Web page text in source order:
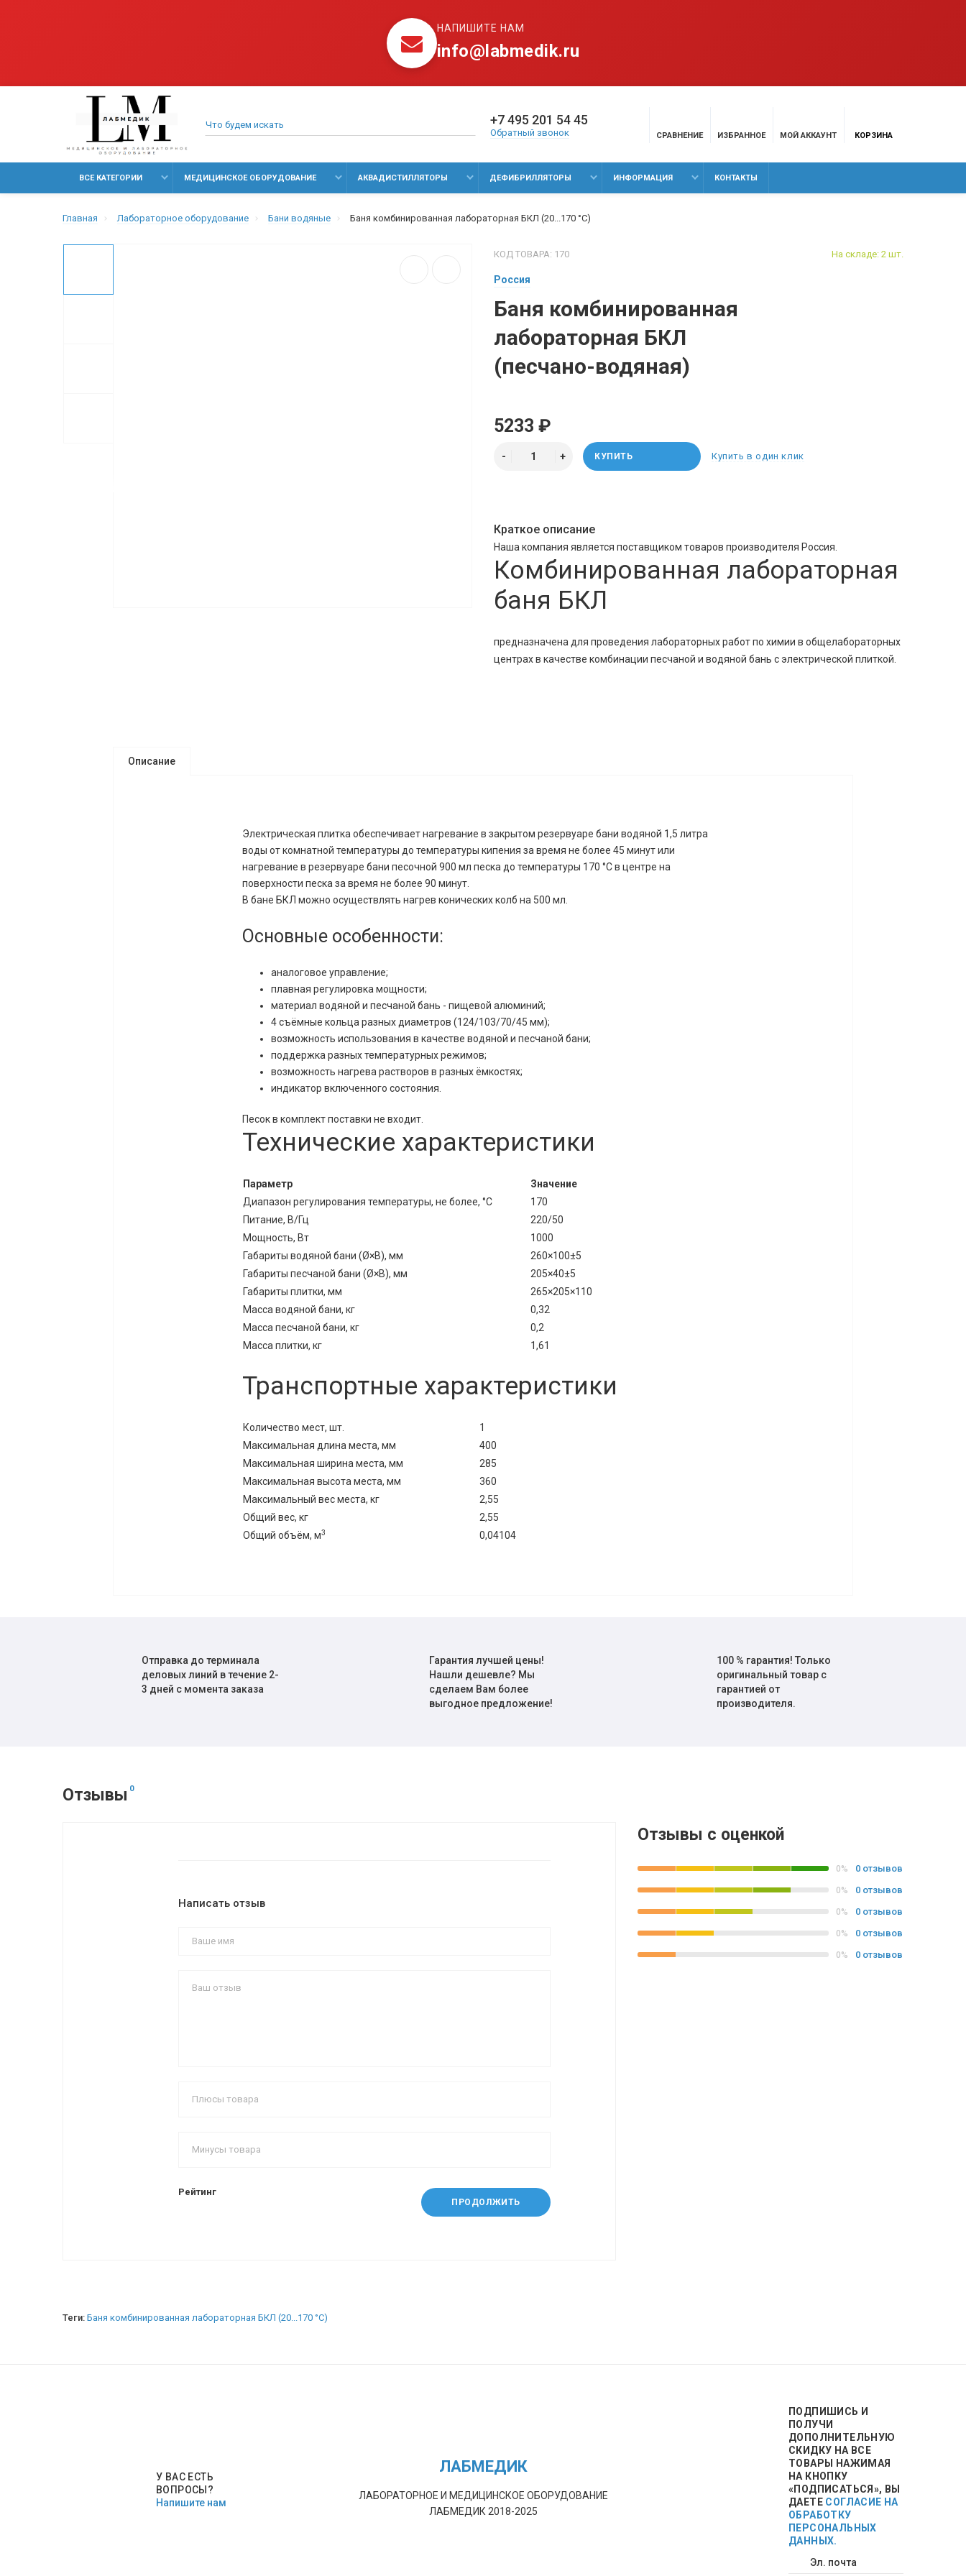
НАПИШИТЕ НАМ
info@labmedik.ru
+7 495 201 54 45
Обратный звонок СРАВНЕНИЕ ИЗБРАННОЕ МОЙ АККАУНТ КОРЗИНА
ВСЕ КАТЕГОРИИ МЕДИЦИНСКОЕ ОБОРУДОВАНИЕ АКВАДИСТИЛЛЯТОРЫ ДЕФИБРИЛЛЯТОРЫ ИНФОРМАЦИЯ КОНТАКТЫ
Главная Лабораторное оборудование Бани водяные Баня комбинированная лабораторная БКЛ (20...170 °C)
КОД ТОВАРА: 170
Россия
Баня комбинированная
лабораторная БКЛ
(песчано-водяная)
На складе: 2 шт.
5233 ₽
КУПИТЬ Купить в один клик
Краткое описание
Наша компания является поставщиком товаров производителя Россия.
Комбинированная лабораторная
баня БКЛ
предназначена для проведения лабораторных работ по химии в общелабораторных
центрах в качестве комбинации песчаной и водяной бань с электрической плиткой.
Описание
Электрическая плитка обеспечивает нагревание в закрытом резервуаре бани водяной 1,5 литра
воды от комнатной температуры до температуры кипения за время не более 45 минут или
нагревание в резервуаре бани песочной 900 мл песка до температуры 170 °C в центре на
поверхности песка за время не более 90 минут.
В бане БКЛ можно осуществлять нагрев конических колб на 500 мл.
Основные особенности:
аналоговое управление;
плавная регулировка мощности;
материал водяной и песчаной бань - пищевой алюминий;
4 съёмные кольца разных диаметров (124/103/70/45 мм);
возможность использования в качестве водяной и песчаной бани;
поддержка разных температурных режимов;
возможность нагрева растворов в разных ёмкостях;
индикатор включенного состояния.
Песок в комплект поставки не входит.
Технические характеристики
Параметр
Значение
Диапазон регулирования температуры, не более, °С
170
Питание, В/Гц
220/50
Мощность, Вт
1000
Габариты водяной бани (Ø×В), мм
260×100±5
Габариты песчаной бани (Ø×В), мм
205×40±5
Габариты плитки, мм
265×205×110
Масса водяной бани, кг
0,32
Масса песчаной бани, кг
0,2
Масса плитки, кг
1,61
Транспортные характеристики
Количество мест, шт.
1
Максимальная длина места, мм
400
Максимальная ширина места, мм
285
Максимальная высота места, мм
360
Максимальный вес места, кг
2,55
Общий вес, кг
2,55
Общий объём, м3 0,04104
Отправка до терминала
деловых линий в течение 2-
3 дней с момента заказа
Гарантия лучшей цены!
Нашли дешевле? Мы
сделаем Вам более
выгодное предложение!
100 % гарантия! Только
оригинальный товар с
гарантией от
производителя.
Отзывы 0
Написать отзыв
Рейтинг
ПРОДОЛЖИТЬ
Отзывы с оценкой
0% 0 отзывов
0% 0 отзывов
0% 0 отзывов
0% 0 отзывов
0% 0 отзывов
Теги: Баня комбинированная лабораторная БКЛ (20...170 °C)
ЛАБМЕДИК
ЛАБОРАТОРНОЕ И МЕДИЦИНСКОЕ ОБОРУДОВАНИЕ
ЛАБМЕДИК 2018-2025
У ВАС ЕСТЬ
ВОПРОСЫ?
Напишите нам
ПОДПИШИСЬ И
ПОЛУЧИ
ДОПОЛНИТЕЛЬНУЮ
СКИДКУ НА ВСЕ
ТОВАРЫ НАЖИМАЯ
НА КНОПКУ
«ПОДПИСАТЬСЯ», ВЫ
ДАЕТЕ СОГЛАСИЕ НА
ОБРАБОТКУ
ПЕРСОНАЛЬНЫХ
ДАННЫХ.